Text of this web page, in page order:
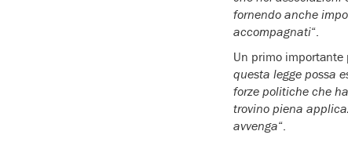
fornendo anche
accompagnati“.
Un primo
questa legge possa
forze politiche che
trovino piena
avvenga“.